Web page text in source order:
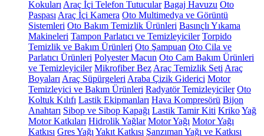
Kokuları Araç İçi Telefon Tutucular Bagaj Havuzu Oto
Paspası Araç İçi Kamera Oto Multimedya ve Görüntü
Sistemleri Oto Bakım Temizlik Ürünleri Basınçlı Yıkama
Makineleri Tampon Parlatıcı ve Temizleyiciler Torpido
Temizlik ve Bakım Ürünleri Oto Şampuan Oto Cila ve
Parlatıcı Ürünleri Polyester Macun Oto Cam Bakım Ürünleri
ve Temizleyiciler Mikrofiber Bez Araç Temizlik Seti Araç
Boyaları Araç Süpürgeleri Araba Çizik Giderici Motor
Temizleyici ve Bakım Ürünleri Radyatör Temizleyiciler Oto
Koltuk Kılıfı Lastik Ekipmanları Hava Kompresörü Bijon
Anahtarı Sibop ve Sibop Kapağı Lastik Tamir Kiti KrikoYağ
Motor Katkıları Hidrolik Yağlar Motor Yağı Motor Yağı
Katkısı Gres Yağı Yakıt Katkısı Şanzıman Yağı ve Katkısı